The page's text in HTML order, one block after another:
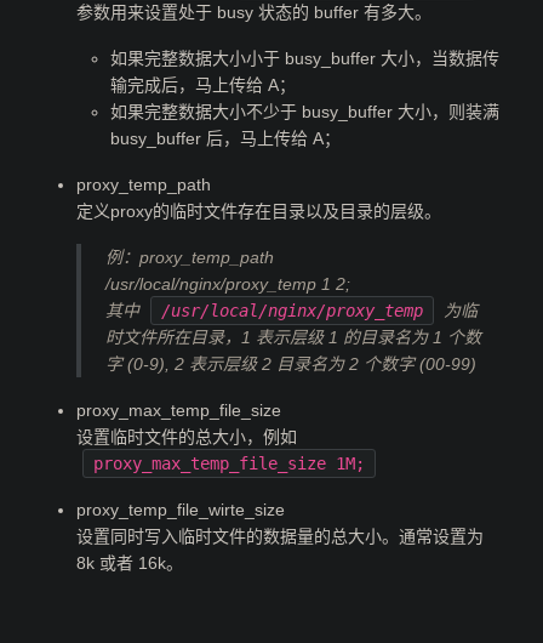
参数用来设置处于 busy 状态的 buffer 有多大。
如果完整数据大小小于 busy_buffer 大小，当数据传
输完成后，马上传给 A；
如果完整数据大小不少于 busy_buffer 大小，则装满
busy_buffer 后，马上传给 A；
proxy_temp_path
定义proxy的临时文件存在目录以及目录的层级。
例：proxy_temp_path
/usr/local/nginx/proxy_temp 1 2;
其中
/usr/local/nginx/proxy_temp
为临
时文件所在目录，1 表示层级 1 的目录名为 1 个数
字 (0-9), 2 表示层级 2 目录名为 2 个数字 (00-99)
proxy_max_temp_file_size
设置临时文件的总大小，例如
proxy_max_temp_file_size 1M;
proxy_temp_file_wirte_size
设置同时写入临时文件的数据量的总大小。通常设置为
8k 或者 16k。